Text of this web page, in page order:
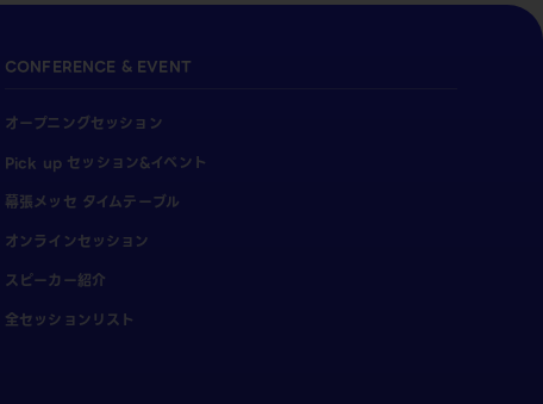
CONFERENCE & EVENT
オープニングセッション
Pick up セッション&イベント
幕張メッセ タイムテーブル
オンラインセッション
スピーカー紹介
全セッションリスト